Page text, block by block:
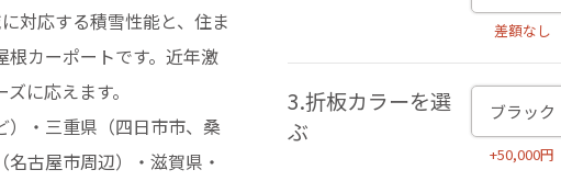
対応する積雪性能と、住ま
カーポートです。近年激
に応えます。
）・三重県（四日市市、桑
古屋市周辺）・滋賀県・
差額なし
3.折板カラーを選
ぶ
ブラック
+50,000円